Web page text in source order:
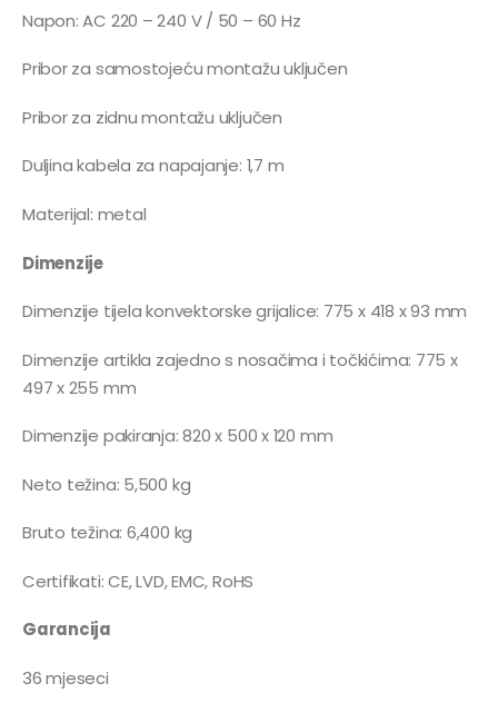
Napon: AC 220 – 240 V / 50 – 60 Hz
Pribor za samostojeću montažu uključen
Pribor za zidnu montažu uključen
Duljina kabela za napajanje: 1,7 m
Materijal: metal
Dimenzije
Dimenzije tijela konvektorske grijalice: 775 x 418 x 93 mm
Dimenzije artikla zajedno s nosačima i točkićima: 775 x
497 x 255 mm
Dimenzije pakiranja: 820 x 500 x 120 mm
Neto težina: 5,500 kg
Bruto težina: 6,400 kg
Certifikati: CE, LVD, EMC, RoHS
Garancija
36 mjeseci